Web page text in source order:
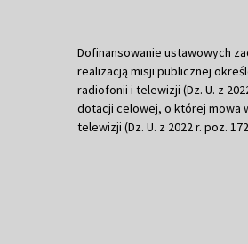
Dofinansowanie ustawowych
realizacją misji publicznej
radiofonii i telewizji (Dz. U. z
dotacji celowej, o której mowa
telewizji (Dz. U. z 2022 r. poz.